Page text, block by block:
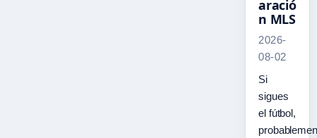
aració
n MLS
2026-
08-02
Si
sigues
el fútbol,